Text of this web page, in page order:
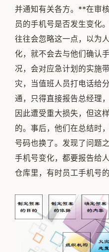
并通知有关各方。**在审
员的手机号是否发生变化
往往会忽略这一点，以为
化，就不会去与他们确认
况，会对应急计划的实施
灾，当值班人员打电话给
通，只得直接报告总经理
因此遭受重大损失，但这
的。事后，他们在总结时
号码也换了。发现了问题
手机号变化，都要报告给
仓库里，有时员工手机号